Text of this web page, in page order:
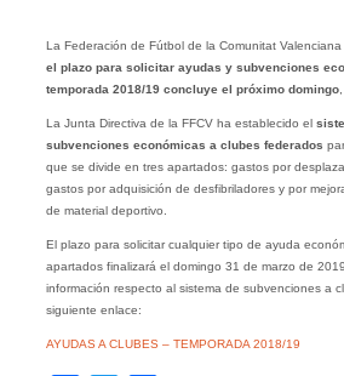
La Federación de Fútbol de la Comunitat
el plazo para solicitar ayudas y subvenciones
temporada 2018/19 concluye el próximo domingo,
La Junta Directiva de la FFCV ha establecido el
subvenciones económicas a clubes federados
que se divide en tres apartados: gastos por
gastos por adquisición de desfibriladores y por
de material deportivo.
El plazo para solicitar cualquier tipo de ayuda
apartados finalizará el domingo 31 de marzo de
información respecto al sistema de subvenciones a
siguiente enlace:
AYUDAS A CLUBES – TEMPORADA 2018/19